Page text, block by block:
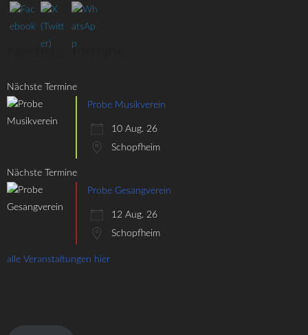
Nächste Termine
Nächste Termine
Probe Musikverein
10 Aug. 26
Schopfheim
Nächste Termine
Probe Gesangverein
12 Aug. 26
Schopfheim
alle Veranstaltungen hier